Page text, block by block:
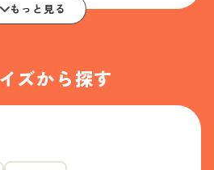
もっと見る
ズから探す